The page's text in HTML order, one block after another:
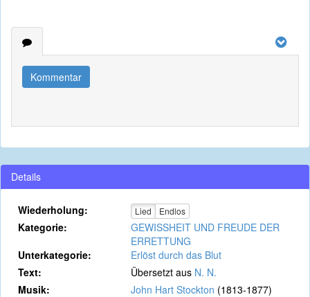
Kommentar
Details
Wiederholung: Lied Endlos
Kategorie:
GEWISSHEIT UND FREUDE DER
ERRETTUNG
Unterkategorie:
Erlöst durch das Blut
Text:
Übersetzt aus N. N.
Musik:
John Hart Stockton (1813-1877)